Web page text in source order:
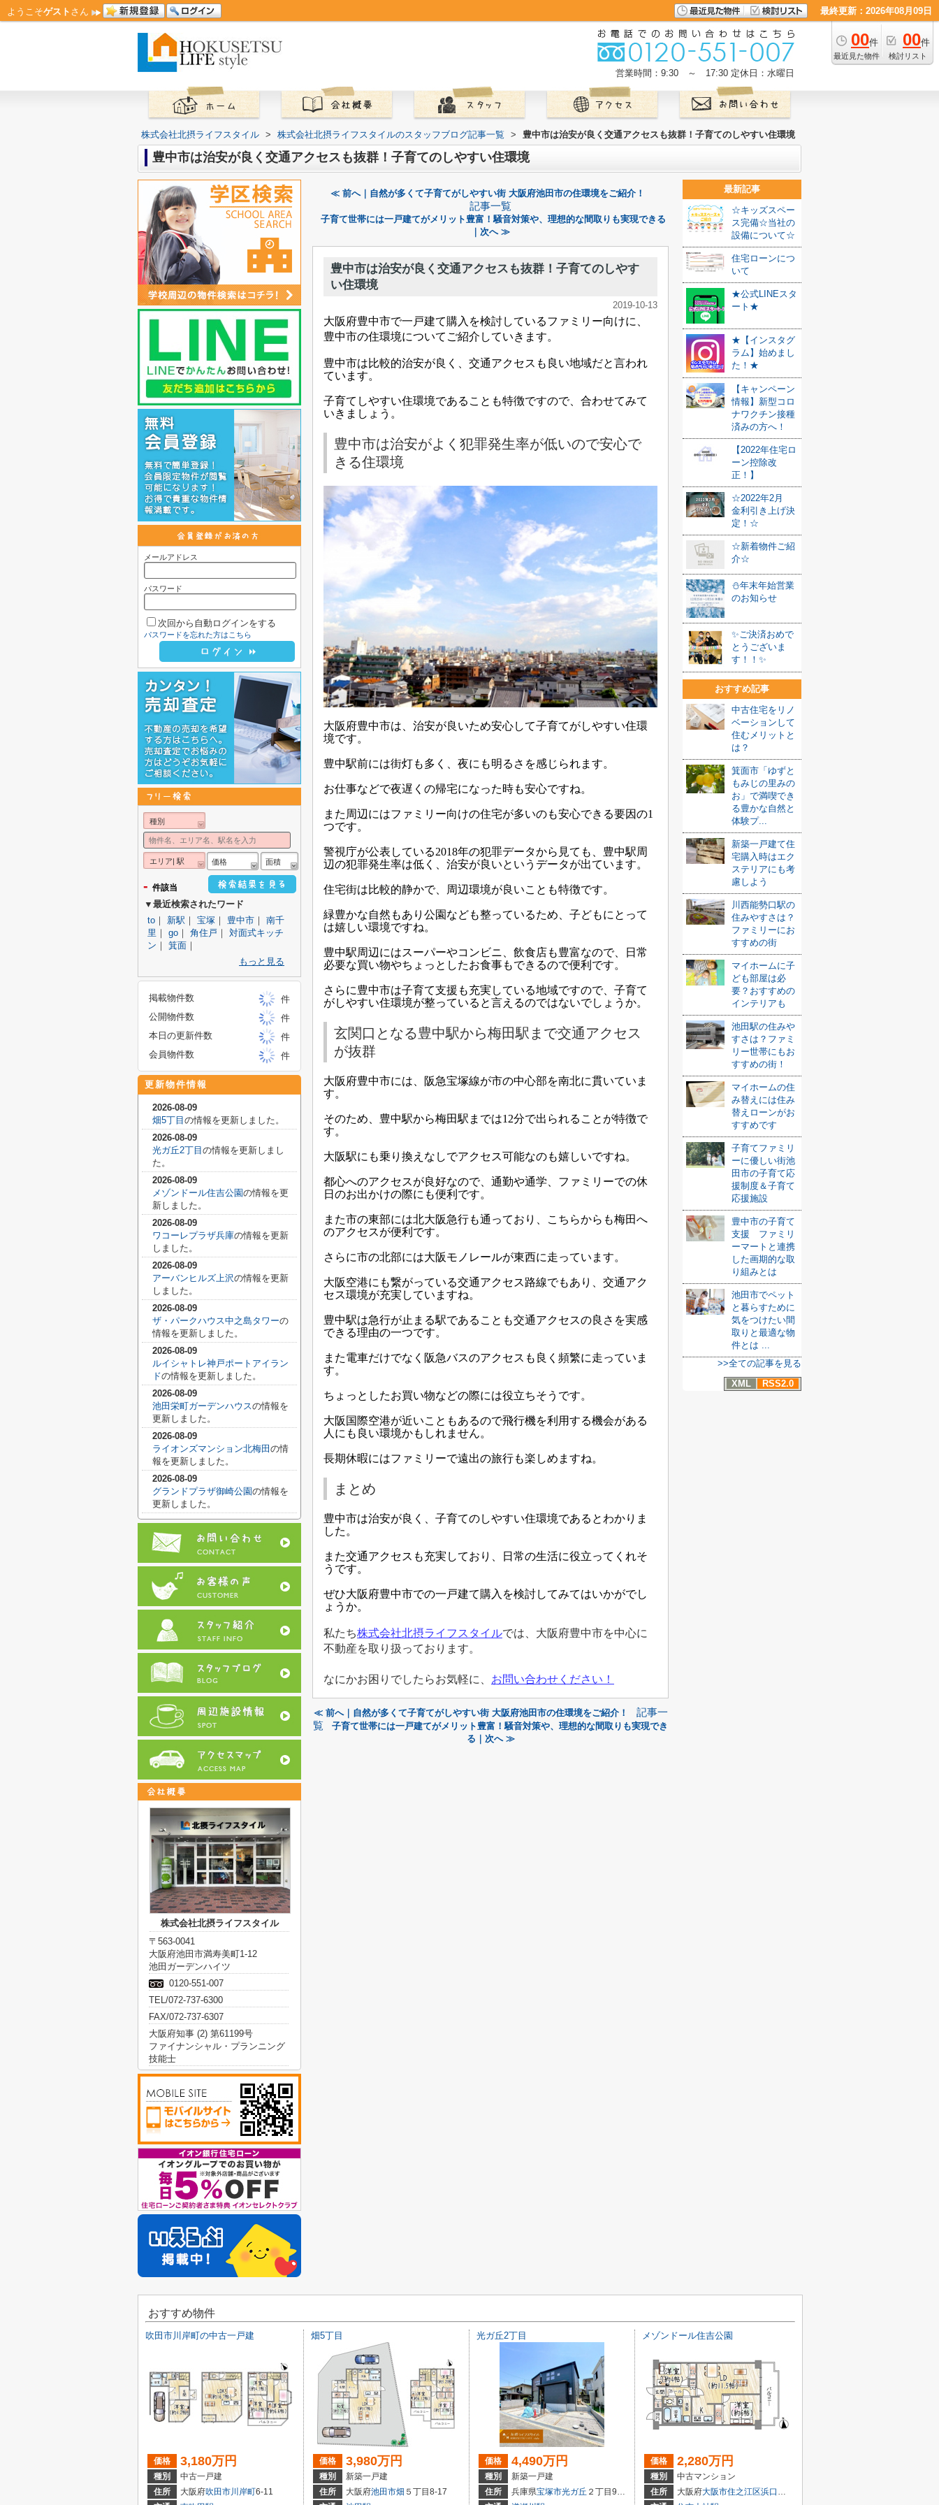
ようこそゲスト さん 最終更新：2026年08月09日
00件
最近見た物件
00件
検討リスト
営業時間：9:30 ～ 17:30 定休日：水曜日
株式会社北摂ライフスタイル > 株式会社北摂ライフスタイルのスタッフブログ記事一覧 > 豊中市は治安が良く交通アクセスも抜群！子育てのしやすい住環境
豊中市は治安が良く交通アクセスも抜群！子育てのしやすい住環境
≪ 前へ｜自然が多くて子育てがしやすい街 大阪府池田市の住環境をご紹介！
記事一覧
子育て世帯には一戸建てがメリット豊富！騒音対策や、理想的な間取りも実現できる
｜次へ ≫
豊中市は治安が良く交通アクセスも抜群！子育てのしやす
い住環境
2019-10-13
大阪府豊中市で一戸建て購入を検討しているファミリー向けに、
豊中市の住環境についてご紹介していきます。
豊中市は比較的治安が良く、交通アクセスも良い地域だと言われ
ています。
子育てしやすい住環境であることも特徴ですので、合わせてみて
いきましょう。
豊中市は治安がよく犯罪発生率が低いので安心で
きる住環境
大阪府豊中市は、治安が良いため安心して子育てがしやすい住環
境です。
豊中駅前には街灯も多く、夜にも明るさを感じられます。
お仕事などで夜遅くの帰宅になった時も安心ですね。
また周辺にはファミリー向けの住宅が多いのも安心できる要因の1
つです。
警視庁が公表している2018年の犯罪データから見ても、豊中駅周
辺の犯罪発生率は低く、治安が良いというデータが出ています。
住宅街は比較的静かで、周辺環境が良いことも特徴です。
緑豊かな自然もあり公園なども整っているため、子どもにとって
は嬉しい環境ですね。
豊中駅周辺にはスーパーやコンビニ、飲食店も豊富なので、日常
必要な買い物やちょっとしたお食事もできるので便利です。
さらに豊中市は子育て支援も充実している地域ですので、子育て
がしやすい住環境が整っていると言えるのではないでしょうか。
玄関口となる豊中駅から梅田駅まで交通アクセス
が抜群
大阪府豊中市には、阪急宝塚線が市の中心部を南北に貫いていま
す。
そのため、豊中駅から梅田駅までは12分で出られることが特徴で
す。
大阪駅にも乗り換えなしでアクセス可能なのも嬉しいですね。
都心へのアクセスが良好なので、通勤や通学、ファミリーでの休
日のお出かけの際にも便利です。
また市の東部には北大阪急行も通っており、こちらからも梅田へ
のアクセスが便利です。
さらに市の北部には大阪モノレールが東西に走っています。
大阪空港にも繋がっている交通アクセス路線でもあり、交通アク
セス環境が充実していますね。
豊中駅は急行が止まる駅であることも交通アクセスの良さを実感
できる理由の一つです。
また電車だけでなく阪急バスのアクセスも良く頻繁に走っていま
す。
ちょっとしたお買い物などの際には役立ちそうです。
大阪国際空港が近いこともあるので飛行機を利用する機会がある
人にも良い環境かもしれません。
長期休暇にはファミリーで遠出の旅行も楽しめますね。
まとめ
豊中市は治安が良く、子育てのしやすい住環境であるとわかりま
した。
また交通アクセスも充実しており、日常の生活に役立ってくれそ
うです。
ぜひ大阪府豊中市での一戸建て購入を検討してみてはいかがでし
ょうか。
私たち株式会社北摂ライフスタイルでは、大阪府豊中市を中心に
不動産を取り扱っております。
なにかお困りでしたらお気軽に、 お問い合わせください！
≪ 前へ｜自然が多くて子育てがしやすい街 大阪府池田市の住環境をご紹介！
記事一
覧
子育て世帯には一戸建てがメリット豊富！騒音対策や、理想的な間取りも実現でき
る｜次へ ≫
最新記事
☆キッズスペー
ス完備☆当社の
設備について☆
住宅ローンにつ
いて
★公式LINEスタ
ート★
★【インスタグ
ラム】始めまし
た！★
【キャンペーン
情報】新型コロ
ナワクチン接種
済みの方へ！
【2022年住宅ロ
ーン控除改
正！】
☆2022年2月
金利引き上げ決
定！☆
☆新着物件ご紹
介☆
⛄年末年始営業
のお知らせ
✨ご決済おめで
とうございま
す！！✨
おすすめ記事
中古住宅をリノ
ベーションして
住むメリットと
は？
箕面市「ゆずと
もみじの里みの
お」で満喫でき
る豊かな自然と
体験プ...
新築一戸建て住
宅購入時はエク
ステリアにも考
慮しよう
川西能勢口駅の
住みやすさは？
ファミリーにお
すすめの街
マイホームに子
ども部屋は必
要？おすすめの
インテリアも
池田駅の住みや
すさは？ファミ
リー世帯にもお
すすめの街！
マイホームの住
み替えには住み
替えローンがお
すすめです
子育てファミリ
ーに優しい街池
田市の子育て応
援制度＆子育て
応援施設
豊中市の子育て
支援 ファミリ
ーマートと連携
した画期的な取
り組みとは
池田市でペット
と暮らすために
気をつけたい間
取りと最適な物
件とは ...
>>全ての記事を見る
XML
RSS2.0
メールアドレス
パスワード
次回から自動ログインをする
パスワードを忘れた方はこちら
種別
エリア| 駅 価格 面積
- 件該当
▼最近検索されたワード
to ｜ 新駅 ｜ 宝塚 ｜ 豊中市 ｜ 南千
里 ｜ go ｜ 角住戸 ｜ 対面式キッチ
ン ｜ 箕面 ｜
もっと見る
掲載物件数
件
公開物件数
件
本日の更新件数
件
会員物件数
件
更新物件情報
2026-08-09
畑5丁目 の情報を更新しました。
2026-08-09
光ガ丘2丁目 の情報を更新しまし
た。
2026-08-09
メゾンドール住吉公園の情報を更
新しました。
2026-08-09
ワコーレプラザ兵庫の情報を更新
しました。
2026-08-09
アーバンヒルズ上沢の情報を更新
しました。
2026-08-09
ザ・パークハウス中之島タワーの
情報を更新しました。
2026-08-09
ルイシャトレ神戸ポートアイラン
ドの情報を更新しました。
2026-08-09
池田栄町ガーデンハウスの情報を
更新しました。
2026-08-09
ライオンズマンション北梅田 の情
報を更新しました。
2026-08-09
グランドプラザ御崎公園の情報を
更新しました。
株式会社北摂ライフスタイル
〒563-0041
大阪府池田市満寿美町1-12
池田ガーデンハイツ
0120-551-007
TEL/072-737-6300
FAX/072-737-6307
大阪府知事 (2) 第61199号
ファイナンシャル・プランニング
技能士
おすすめ物件
吹田市川岸町の中古一戸建
価格 3,180万円
種別
中古一戸建
住所
大阪府吹田市川岸町6-11
畑5丁目
価格 3,980万円
種別
新築一戸建
住所
大阪府池田市畑 ５丁目8-17
光ガ丘2丁目
価格 4,490万円
種別
新築一戸建
住所
兵庫県宝塚市光ガ丘 ２丁目9-21
メゾンドール住吉公園
価格 2,280万円
種別
中古マンション
住所
大阪府大阪市住之江区浜口西